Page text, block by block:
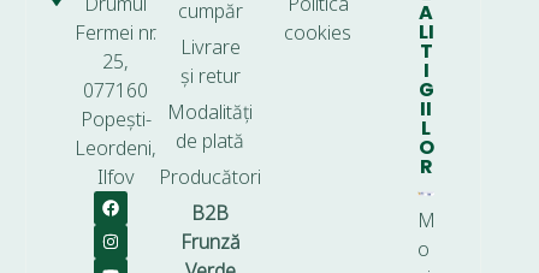
Fermei nr.
25,
077160
Popești-
Leordeni,
Ilfov
cumpăr
Livrare
și retur
Modalități
de plată
Producători
B2B
Frunză
cookies
A
LI
T
I
G
II
L
O
R
M
o